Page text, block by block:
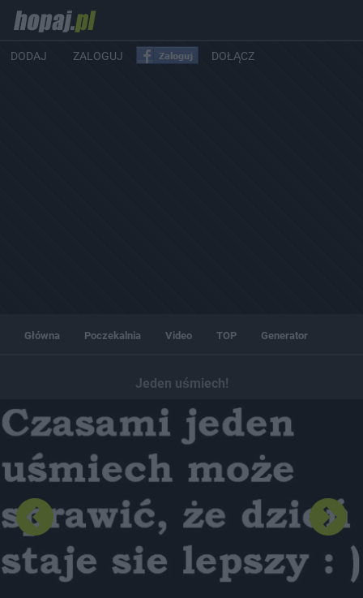
DODAJ ZALOGUJ DOŁĄCZ
Główna Poczekalnia Video TOP Generator
Jeden uśmiech!